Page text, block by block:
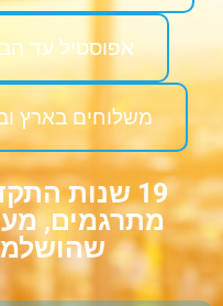
אפוסטיל עד
משלוחים בארץ